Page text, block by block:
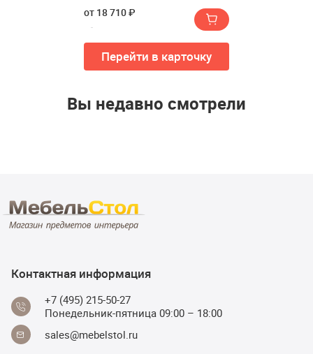
усиленная)
от 18 710 ₽
Перейти в карточку
Вы недавно смотрели
Контактная информация
+7 (495) 215-50-27
Понедельник-пятница 09:00 – 18:00
sales@mebelstol.ru